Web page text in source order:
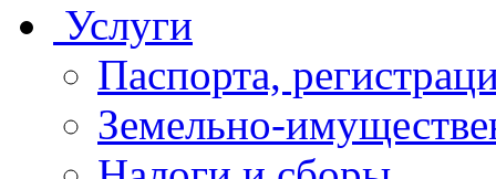
Услуги
Паспорта,
Земельно-